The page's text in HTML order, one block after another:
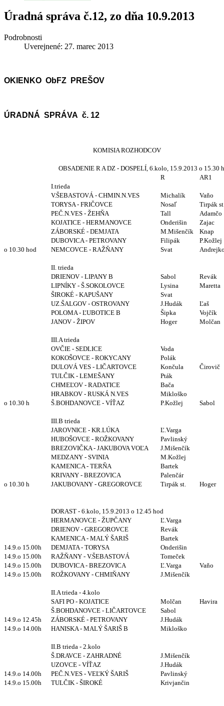
Úradná správa č.12, zo dňa 10.9.2013
Podrobnosti
Uverejnené: 27. marec 2013
OKIENKO ObFZ PREŠOV
ÚRADNÁ SPRÁVA č. 12
KOMISIA ROZHODCOV
OBSADENIE R A DZ - DOSPELÍ, 6.kolo, 15.9.2013 o 15.30
R
AR1
I.trieda
V.ŠEBASTOVÁ - CHMIN.N.VES
Michalík
Vaňo
TORYSA - FRIČOVCE
Nosaľ
Tirpák
PEČ.N.VES - ŽEHŇA
Tall
Adamčo
KOJATICE - HERMANOVCE
Onderišin
Zajac
ZÁBORSKÉ - DEMJATA
M.Mišenčík
Knap
DUBOVICA - PETROVANY
Filipák
P.Kožlej
o 10.30 hod
NEMCOVCE - RAŽŇANY Svat
II. trieda
DRIENOV - LIPANY B
Sabol
Revák
LIPNÍKY - Š.SOKOLOVCE
Lysina
Maretta
ŠIROKÉ - KAPUŠANY
Svat
UZ.ŠALGOV - OSTROVANY
J.Hudák
Ľaš
POLOMA - ĽUBOTICE B
Šipka
Vojčík
JANOV - ŽIPOV
Hoger Molčan
III.A trieda
OVČIE - SEDLICE
Voda
KOKOŠOVCE - ROKYCANY
Polák
DULOVÁ VES - LIČARTOVCE
Končula
Čirovič
TULČIK - LEMEŠANY
Pták
CHMEĽOV - RADATICE
Bača
HRABKOV - RUSKÁ N.VES
Mikloško
o 10.30 h
Š.BOHDANOVCE - VÍŤAZ P.Kožlej Sabol
III.B trieda
JAROVNICE - KR.LÚKA
Ľ.Varga
HUBOŠOVCE - ROŽKOVANY
Pavlinský
BREZOVIČKA - JAKUBOVA VOĽA
J.Mišenčík
MEDZANY - SVINIA
M.Kožlej
KAMENICA - TERŇA
Bartek
KRIVANY - BREZOVICA
Palenčár
o 10.30 h
JAKUBOVANY - GREGOROVCE Tirpák st. Hoger
DORAST - 6.kolo, 15.9.2013 o 12.45 hod
HERMANOVCE - ŽUPČANY
Ľ.Varga
DRIENOV - GREGOROVCE
Revák
KAMENICA - MALÝ ŠARIŠ
Bartek
14.9.o 15.00h
DEMJATA - TORYSA
Onderišin
14.9.o 15.00h
RAŽŇANY - V.ŠEBASTOVÁ
Tomeček
14.9.o 15.00h
DUBOVICA - BREZOVICA Ľ.Varga
Vaňo
14.9.o 15.00h
ROŽKOVANY - CHMIŇANY J.Mišenčík
II.A trieda - 4.kolo
SAFI PO - KOJATICE
Molčan
Havira
Š.BOHDANOVCE - LIČARTOVCE
Sabol
14.9.o 12.45h
ZÁBORSKÉ - PETROVANY
J.Hudák
14.9.o 14.00h
HANISKA - MALÝ ŠARIŠ B Mikloško
II.B trieda - 2.kolo
Š.DRAVCE - ZAHRADNÉ
J.Mišenčík
UZOVCE - VÍŤAZ
J.Hudák
14.9.o 14.00h
PEČ.N.VES - VEĽKÝ ŠARIŠ
Pavlinský
14.9.o 15.00h
TULČIK - ŠIROKÉ Krivjančin